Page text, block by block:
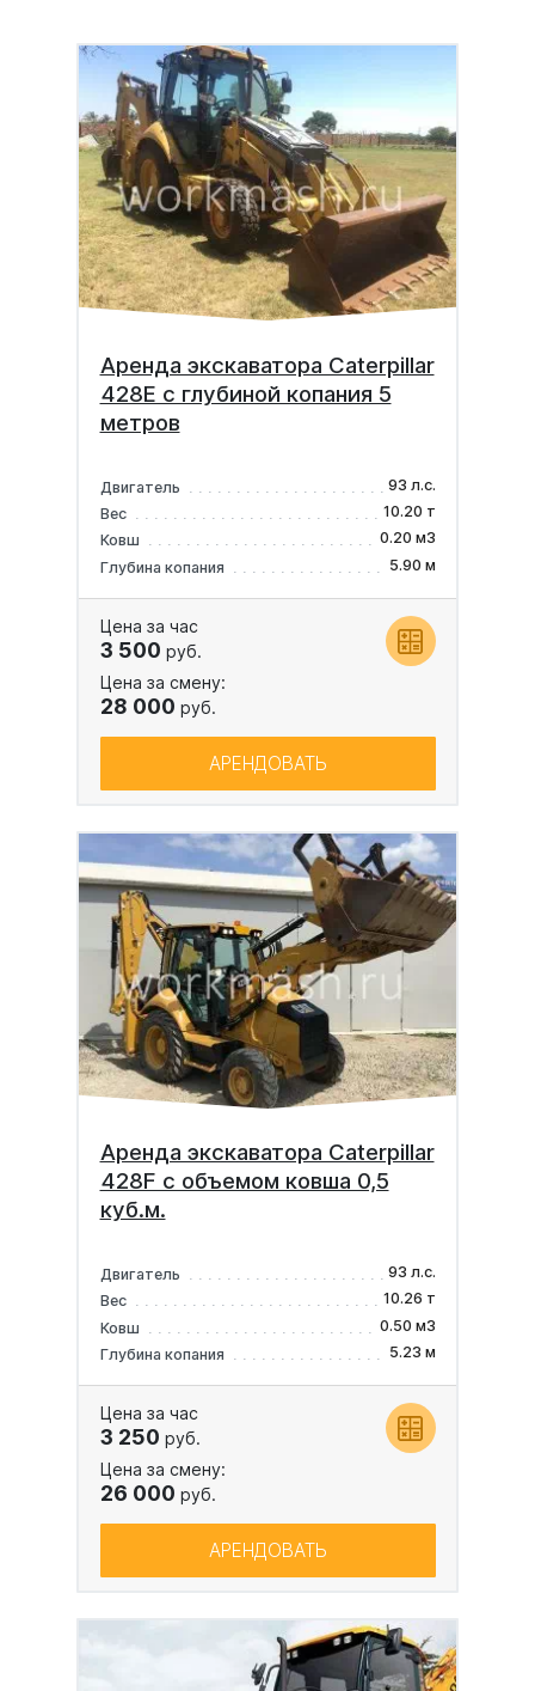
Аренда экскаватора Caterpillar
428E с глубиной копания 5
метров
Двигатель
93 л.с.
Вес
10.20 т
Ковш
0.20 м3
Глубина копания
5.90 м
Цена за час
3 500 руб.
Цена за смену:
28 000 руб.
АРЕНДОВАТЬ
Аренда экскаватора Caterpillar
428F с объемом ковша 0,5
куб.м.
Двигатель
93 л.с.
Вес
10.26 т
Ковш
0.50 м3
Глубина копания
5.23 м
Цена за час
3 250 руб.
Цена за смену:
26 000 руб.
АРЕНДОВАТЬ